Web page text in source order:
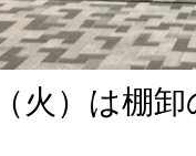
火）は棚